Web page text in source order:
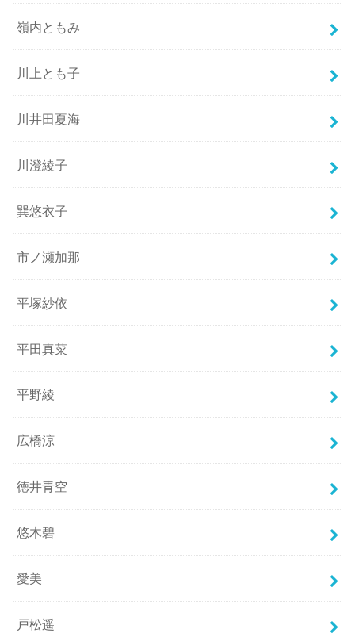
嶺内ともみ
川上とも子
川井田夏海
川澄綾子
巽悠衣子
市ノ瀬加那
平塚紗依
平田真菜
平野綾
広橋涼
徳井青空
悠木碧
愛美
戸松遥